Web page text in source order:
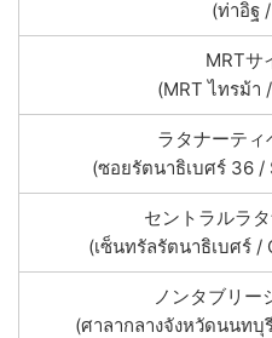
(ท่าอิฐ
MRTサ
(MRT ไทรม้า
ラタナーテ
(ซอยรัตนาธิเบศร์ 36 /
セントラルラ
(เซ็นทรัลรัตนาธิเบศร์ /
ノンタブリー
(ศาลากลางจังหวัดนนทบุ